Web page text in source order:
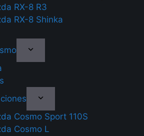
RX-8 R3
RX-8 Shinka
Cosmo Sport 110S
Cosmo L